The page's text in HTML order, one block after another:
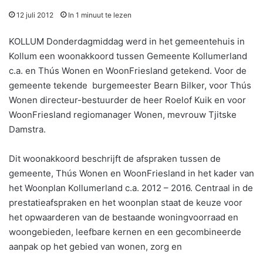
12 juli 2012 In 1 minuut te lezen
KOLLUM Donderdagmiddag werd in het gemeentehuis in
Kollum een woonakkoord tussen Gemeente Kollumerland
c.a. en Thús Wonen en WoonFriesland getekend. Voor de
gemeente tekende burgemeester Bearn Bilker, voor Thús
Wonen directeur-bestuurder de heer Roelof Kuik en voor
WoonFriesland regiomanager Wonen, mevrouw Tjitske
Damstra.
Dit woonakkoord beschrijft de afspraken tussen de
gemeente, Thús Wonen en WoonFriesland in het kader van
het Woonplan Kollumerland c.a. 2012 – 2016. Centraal in de
prestatieafspraken en het woonplan staat de keuze voor
het opwaarderen van de bestaande woningvoorraad en
woongebieden, leefbare kernen en een gecombineerde
aanpak op het gebied van wonen, zorg en